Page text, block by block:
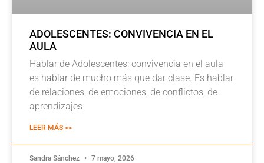
ADOLESCENTES: CONVIVENCIA EN EL
AULA
Hablar de Adolescentes: convivencia en el aula
es hablar de mucho más que dar clase. Es hablar
de relaciones, de emociones, de conflictos, de
aprendizajes
LEER MÁS >>
Sandra Sánchez 7 mayo, 2026